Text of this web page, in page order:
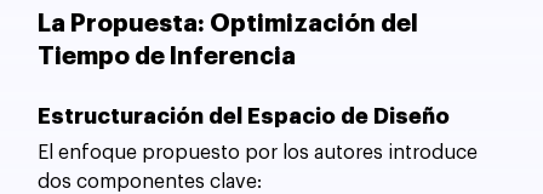
La Propuesta: Optimización del
Tiempo de Inferencia
Estructuración del Espacio de Diseño
El enfoque propuesto por los autores introduce
dos componentes clave: